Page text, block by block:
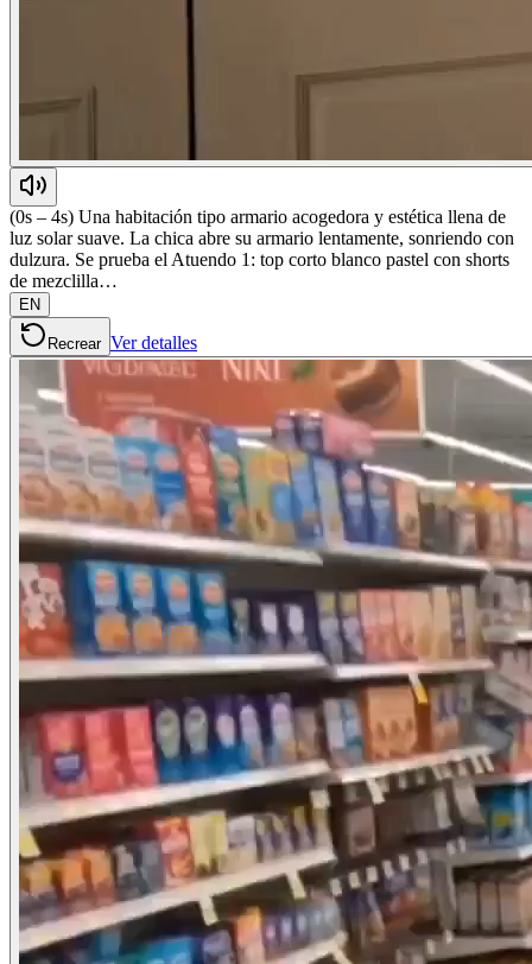
(0s – 4s) Una habitación tipo armario acogedora y estética llena de
luz solar suave. La chica abre su armario lentamente, sonriendo con
dulzura. Se prueba el Atuendo 1: top corto blanco pastel con shorts
de mezclilla…
EN
Recrear Ver detalles